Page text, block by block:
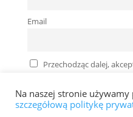
Email
Przechodząc dalej,
Na naszej stronie
szczegółową politykę